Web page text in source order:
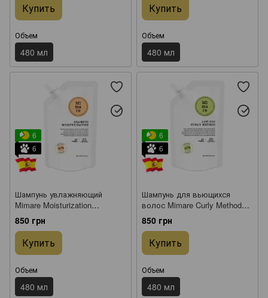
Купить
Объем
480 мл
Купить
Объем
480 мл
6
6
Шампунь увлажняющий
Mimare Moisturization
Shampoo 480 мл
850 грн
Купить
Объем
480 мл
6
6
Шампунь для вьющихся
волос Mimare Curly Method
Low-Poo Shampoo 480 мл
850 грн
Купить
Объем
480 мл